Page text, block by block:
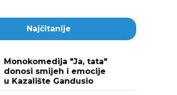
Najčitanije
Monokomedija "Ja, tata"
donosi smijeh i emocije
u Kazalište Gandusio